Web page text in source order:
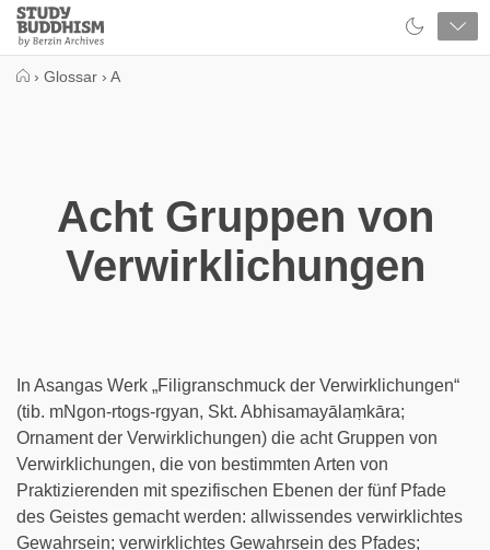
Close
Study
Buddhism
› Glossar › A
Acht Gruppen von
Verwirklichungen
In Asangas Werk „Filigranschmuck der Verwirklichungen“
(tib. mNgon-rtogs-rgyan, Skt. Abhisamayālaṃkāra;
Ornament der Verwirklichungen) die acht Gruppen von
Verwirklichungen, die von bestimmten Arten von
Praktizierenden mit spezifischen Ebenen der fünf Pfade
des Geistes gemacht werden: allwissendes verwirklichtes
Gewahrsein; verwirklichtes Gewahrsein des Pfades;